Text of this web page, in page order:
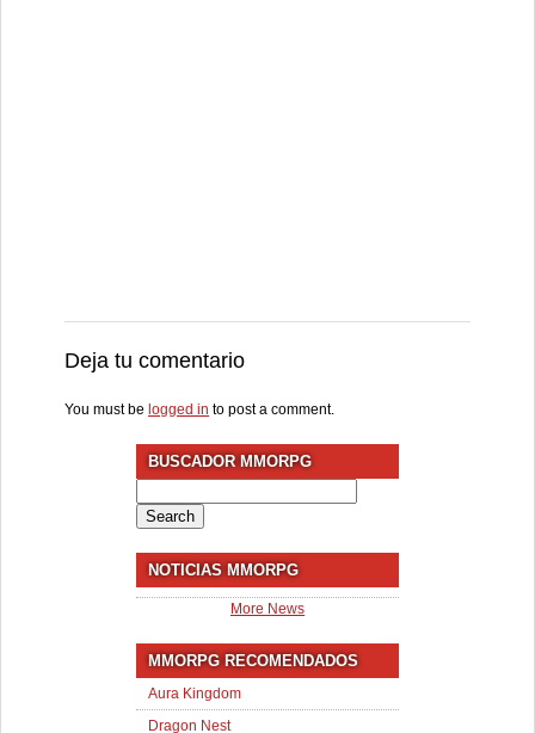
Deja tu comentario
You must be logged in to post a comment.
BUSCADOR MMORPG
for:
NOTICIAS MMORPG
More News
MMORPG RECOMENDADOS
Aura Kingdom
Dragon Nest